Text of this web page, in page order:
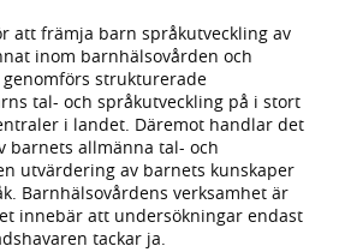
att främja barn språkutveckling av
inom barnhälsovården och
strukturerade
tal- och språkutveckling på i stort
i landet. Däremot handlar det
barnets allmänna tal- och
utvärdering av barnets kunskaper
Barnhälsovårdens verksamhet är
innebär att undersökningar endast
tackar ja.